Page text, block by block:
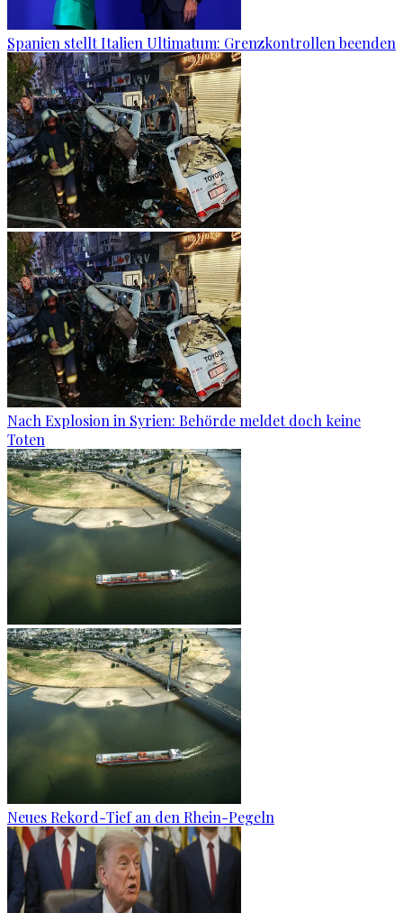
Spanien stellt Italien Ultimatum: Grenzkontrollen beenden
Nach Explosion in Syrien: Behörde meldet doch keine
Toten
Neues Rekord-Tief an den Rhein-Pegeln